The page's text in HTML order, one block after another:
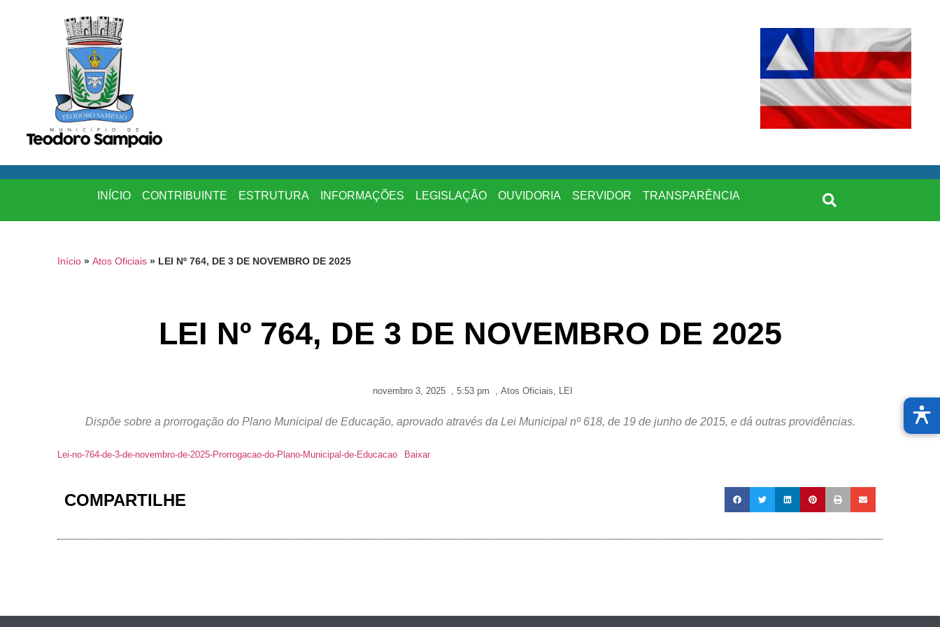
INÍCIO CONTRIBUINTE ESTRUTURA INFORMAÇÕES LEGISLAÇÃO OUVIDORIA SERVIDOR TRANSPARÊNCIA
Início » Atos Oficiais » LEI Nº 764, DE 3 DE NOVEMBRO DE 2025
LEI Nº 764, DE 3 DE NOVEMBRO DE 2025
novembro 3, 2025 5:53 pm Atos Oficiais LEI
Dispõe sobre a prorrogação do Plano Municipal de Educação, aprovado através da Lei Municipal nº 618, de 19 de junho de 2015, e dá outras providências.
Lei-no-764-de-3-de-novembro-de-2025-Prorrogacao-do-Plano-Municipal-de-Educacao Baixar
COMPARTILHE